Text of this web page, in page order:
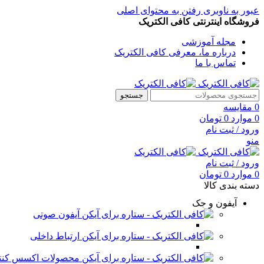
عبور به ناوبری رفتن به محتوای اصلی
فروشگاه اینترنتی کافی الکتریک
مجله آموزشی
درباره ما، معرفی کافی الکتریک
تماس با ما
جستجو
0 مقایسه
0 موارد 0 تومان
ورود / ثبت نام
منو
ورود / ثبت نام
0 موارد 0 تومان
دسته بندی کالا
آیفون و جک
آیفون صوتی
ارتباط داخلی
محصولات اکسس